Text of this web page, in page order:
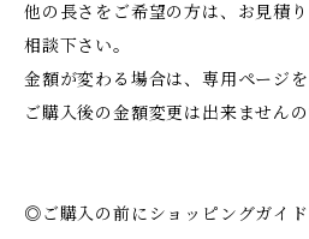
他の長さをご希望の方は、お見積
相談下さい。
金額が変わる場合は、専用ページを
ご購入後の金額変更は出来ません
◎ご購入の前にショッピングガイド